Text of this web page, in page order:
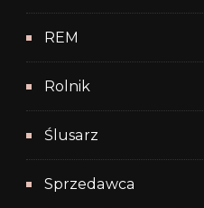
REM
Rolnik
Ślusarz
Sprzedawca